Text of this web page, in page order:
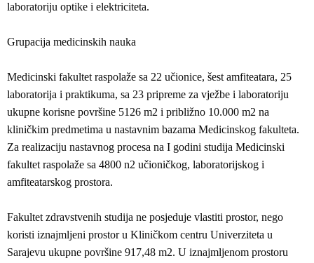
laboratoriju optike i elektriciteta.
Grupacija medicinskih nauka
Medicinski fakultet raspolaže sa 22 učionice, šest amfiteatara, 25
laboratorija i praktikuma, sa 23 pripreme za vježbe i laboratoriju
ukupne korisne površine 5126 m2 i približno 10.000 m2 na
kliničkim predmetima u nastavnim bazama Medicinskog fakulteta.
Za realizaciju nastavnog procesa na I godini studija Medicinski
fakultet raspolaže sa 4800 n2 učioničkog, laboratorijskog i
amfiteatarskog prostora.
Fakultet zdravstvenih studija ne posjeduje vlastiti prostor, nego
koristi iznajmljeni prostor u Kliničkom centru Univerziteta u
Sarajevu ukupne površine 917,48 m2. U iznajmljenom prostoru